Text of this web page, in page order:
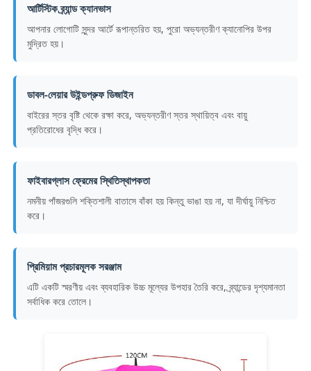
পণ্য
কারখানা ভ্রমণ
আমাদের সাথে যোগাযোগ করুন
সব ক্ষেত্রেই
গলফ ছাতা
আর্টিস্টিক ব্র্যান্ড ক্যানভাস
আপনার লোগোটি সুন্দর আর্টে রূপান্তরিত হয়, পুরো অভ্যন্তরীণ ক্যানোপির উপর
মুদ্রিত হয়।
ডাবল-লেয়ার উইন্ডপ্রুফ ডিজাইন
বাইরের স্তর বৃষ্টি থেকে রক্ষা করে, অভ্যন্তরীণ স্তর স্থায়িত্ব এবং বায়ু
প্রতিরোধের বৃদ্ধি করে।
ফাইবারগ্লাস ফ্রেমের স্থিতিস্থাপকতা
নমনীয় পাঁজরগুলি শক্তিশালী বাতাসে বাঁকা হয় কিন্তু ভাঙা হয় না, যা দীর্ঘায়ু নিশ্চিত
করে।
প্রিমিয়াম প্রচারমূলক সরঞ্জাম
এটি একটি স্মরণীয় এবং ব্যবহারিক উচ্চ মূল্যের উপহার তৈরি করে, ব্র্যান্ডের দৃশ্যমানতা
সর্বাধিক করে তোলে।